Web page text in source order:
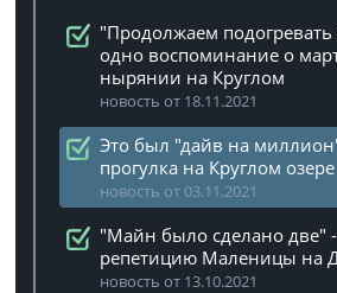
"Продолжаем
одно воспоминание о
нырянии на Круглом
новость от 18.11.2021
Это был "дайв на
прогулка на Круглом озере
новость от 03.11.2021
"Майн было сделано две"
репетицию Маленицы на
новость от 13.10.2021